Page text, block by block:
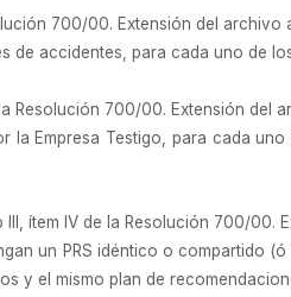
700/00. Extensión del archivo
de accidentes, para cada uno de
Resolución 700/00. Extensión del
la Empresa Testigo, para cada
ítem IV de la Resolución 700/00.
un PRS idéntico o compartido
y el mismo plan de